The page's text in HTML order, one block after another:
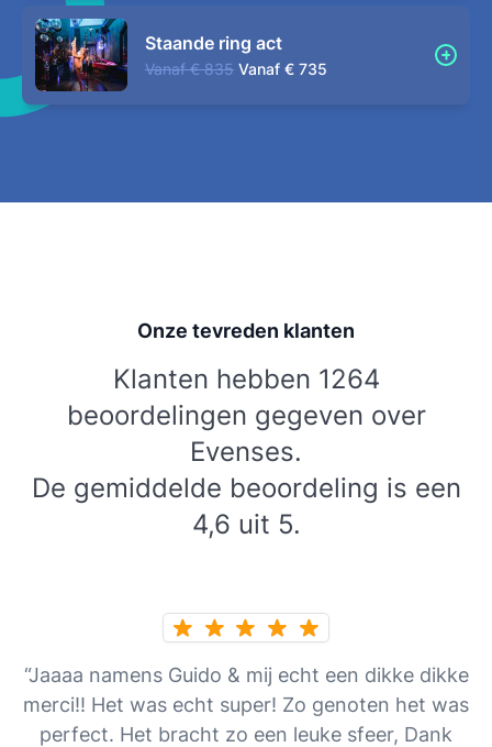
Staande ring act
Vanaf € 835 Vanaf € 735
Onze tevreden klanten
Klanten hebben 1264
beoordelingen gegeven over
Evenses.
De gemiddelde beoordeling is een
4,6 uit 5.
“Jaaaa namens Guido & mij echt een dikke dikke
merci!! Het was echt super! Zo genoten het was
perfect. Het bracht zo een leuke sfeer, Dank